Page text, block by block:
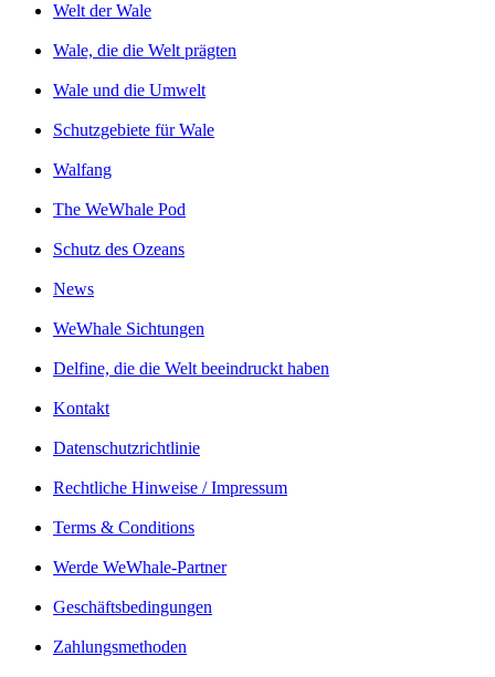
Welt der Wale
Wale, die die Welt prägten
Wale und die Umwelt
Schutzgebiete für Wale
Walfang
The WeWhale Pod
Schutz des Ozeans
News
WeWhale Sichtungen
Delfine, die die Welt beeindruckt haben
Kontakt
Datenschutzrichtlinie
Rechtliche Hinweise / Impressum
Terms & Conditions
Werde WeWhale-Partner
Geschäftsbedingungen
Zahlungsmethoden